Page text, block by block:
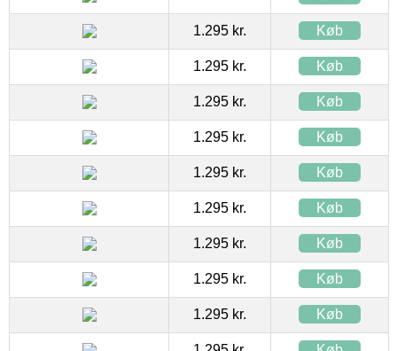
1.295 kr. Køb
1.295 kr. Køb
1.295 kr. Køb
1.295 kr. Køb
1.295 kr. Køb
1.295 kr. Køb
1.295 kr. Køb
1.295 kr. Køb
1.295 kr. Køb